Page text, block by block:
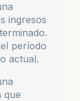
ingresos
período
actual.
que